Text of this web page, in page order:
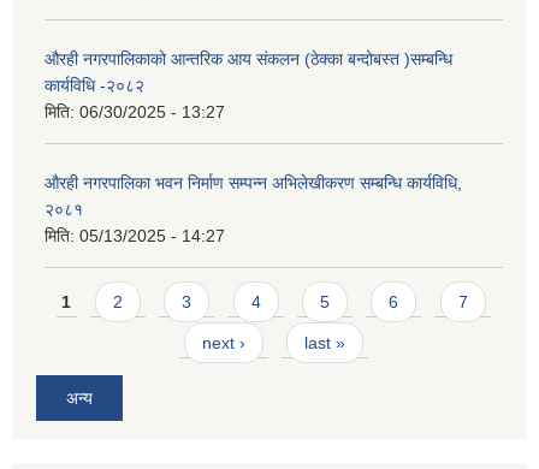
औरही नगरपालिकाको आन्तरिक आय संकलन (ठेक्का बन्दोबस्त )सम्बन्धि
कार्यविधि -२०८२
मिति: 06/30/2025 - 13:27
औरही नगरपालिका भवन निर्माण सम्पन्न अभिलेखीकरण सम्बन्धि कार्यविधि,
२०८१
मिति: 05/13/2025 - 14:27
Pages
1 2 3 4 5 6 7
next › last »
अन्य